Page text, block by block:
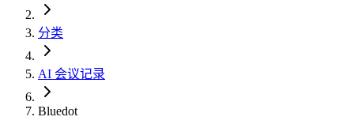
分类
AI 会议记录
Bluedot